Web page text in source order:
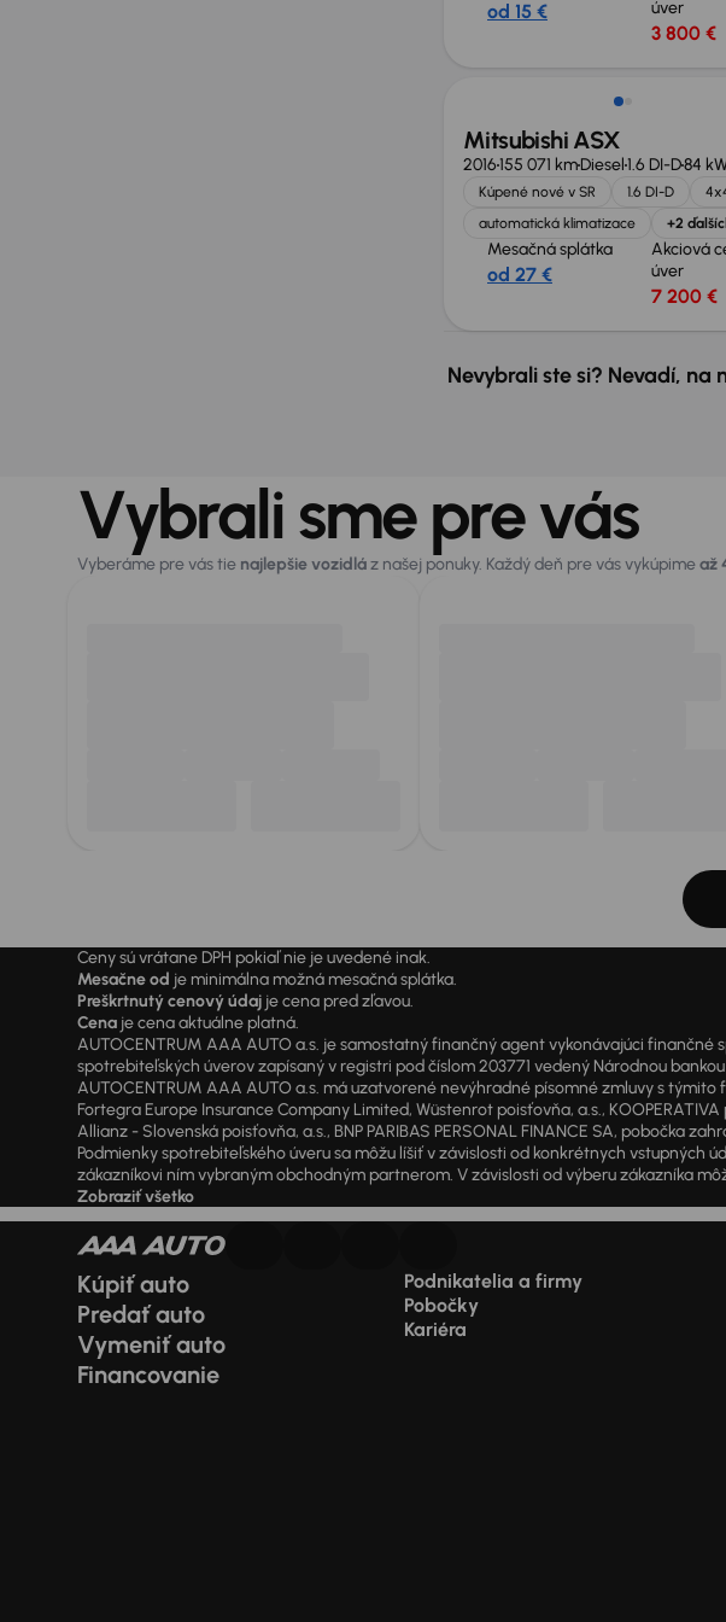
od 15 €
úver
3 800 €
Mitsubishi ASX
2016155 071 kmDiesel1.6 DI-D84
Kúpené nové v SR 1.6 DI-D
automatická klimatizace
+2
Mesačná splátka
od 27 €
Akciová
úver
7 200 €
Nevybrali ste si? Nevadí,
Vybrali sme pre vás
Vyberáme pre vás tie najlepšie vozidláz našej ponuky. Každý deň pre vás vykúpimeaž
Ceny sú vrátane DPH pokiaľ nie je uvedené inak.
Mesačne od je minimálna možná mesačná splátka.
Preškrtnutý cenový údaj je cena pred zľavou.
Cena je cena aktuálne platná.
AUTOCENTRUM AAA AUTO a.s. je samostatný finančný agent vykonávajúci
spotrebiteľských úverov zapísaný v registri pod číslom 203771 vedený Národnou
AUTOCENTRUM AAA AUTO a.s. má uzatvorené nevýhradné písomné zmluvy s
Fortegra Europe Insurance Company Limited, Wüstenrot poisťovňa, a.s.,
Allianz - Slovenská poisťovňa, a.s., BNP PARIBAS PERSONAL FINANCE SA, pobočka
Podmienky spotrebiteľského úveru sa môžu líšiť v závislosti od konkrétnych
zákazníkovi ním vybraným obchodným partnerom. V závislosti od výberu zákazníka
Zobraziť všetko
Kúpiť auto
Predať auto
Vymeniť auto
Financovanie
Podnikatelia a firmy
Pobočky
Kariéra